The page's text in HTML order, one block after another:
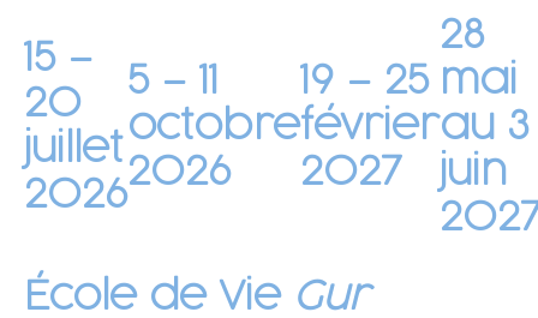
15 –
20
juillet
2026
5 – 11
octobre
2026
19 – 25
février
2027
28
mai
au 3
juin
École de Vie Gur